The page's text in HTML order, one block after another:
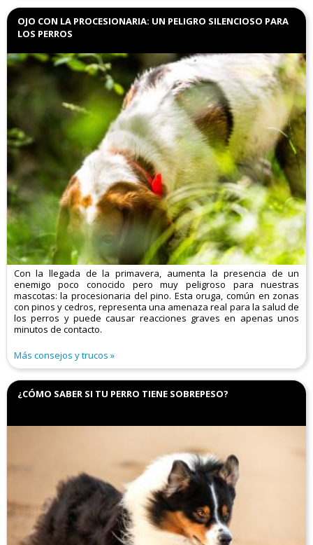
OJO CON LA PROCESIONARIA: UN PELIGRO SILENCIOSO PARA
LOS PERROS
Con la llegada de la primavera, aumenta la presencia de un
enemigo poco conocido pero muy peligroso para nuestras
mascotas: la procesionaria del pino. Esta oruga, común en zonas
con pinos y cedros, representa una amenaza real para la salud de
los perros y puede causar reacciones graves en apenas unos
minutos de contacto.
Más consejos y trucos
¿CÓMO SABER SI TU PERRO TIENE SOBREPESO?